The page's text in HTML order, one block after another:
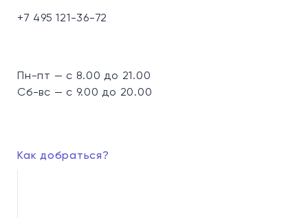
+7 495 121-36-72
Пн-пт — с 8.00 до 21.00
Сб-вс — с 9.00 до 20.00
Как добраться?